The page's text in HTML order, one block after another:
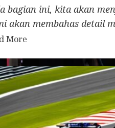
bagian ini, kita akan
akan membahas detail
More